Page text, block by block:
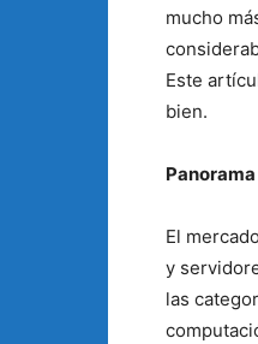
mucho
Este
bien.
El
y
las